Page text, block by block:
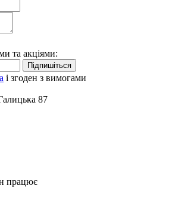
та акціями:
Підпишіться
і згоден з вимогами
87
працює